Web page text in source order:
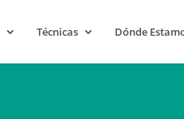
Técnicas Dónde